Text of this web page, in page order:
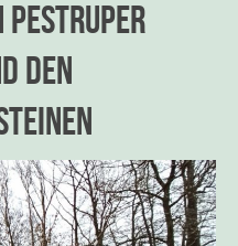
Pestruper
den